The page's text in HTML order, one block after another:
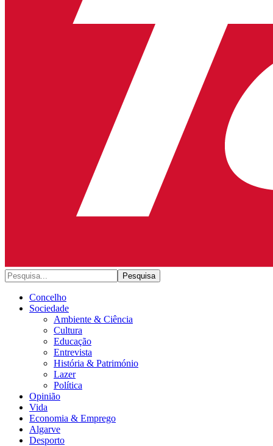
Concelho
Sociedade
Ambiente & Ciência
Cultura
Educação
Entrevista
História & Património
Lazer
Política
Opinião
Vida
Economia & Emprego
Algarve
Desporto